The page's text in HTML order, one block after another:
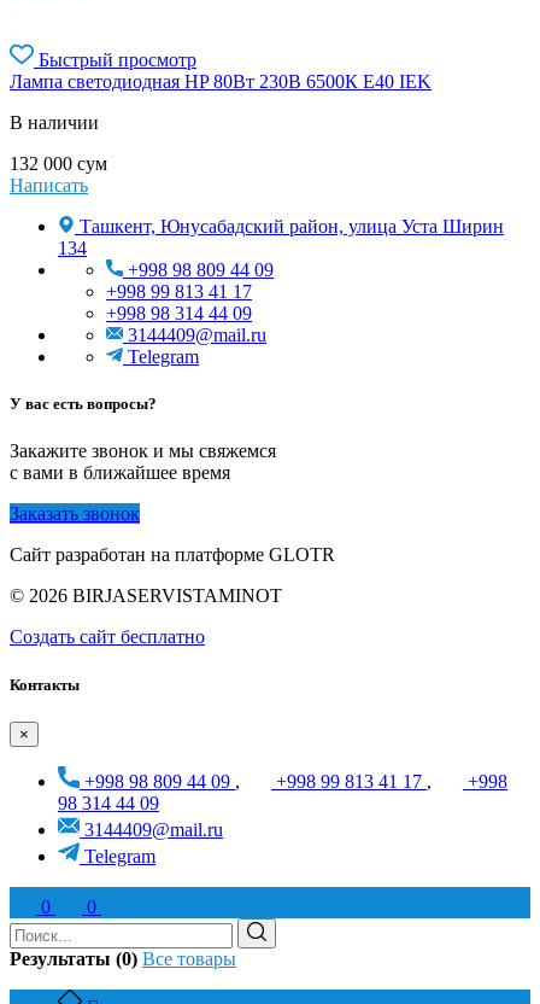
Быстрый просмотр
Лампа светодиодная HP 80Вт 230В 6500К E40 IEK
В наличии
132 000 сум
Написать
Ташкент, Юнусабадский район, улица Уста Ширин
134
+998 98 809 44 09
+998 99 813 41 17
+998 98 314 44 09
3144409@mail.ru
Telegram
У вас есть вопросы?
Закажите звонок и мы свяжемся
с вами в ближайшее время
Заказать звонок
Сайт разработан на платформе GLOTR
© 2026 BIRJASERVISTAMINOT
Создать cайт бесплатно
Контакты
×
+998 98 809 44 09 , +998 99 813 41 17 ,
+998
98 314 44 09
3144409@mail.ru
Telegram
0 0
Результаты (0) Все товары